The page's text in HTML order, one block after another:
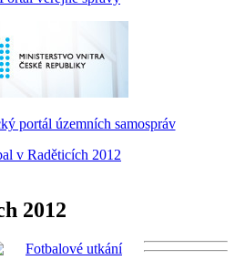
v Raděticích 2012
2012